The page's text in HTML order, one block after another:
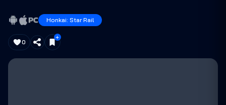
Honkai: Star Rail
0